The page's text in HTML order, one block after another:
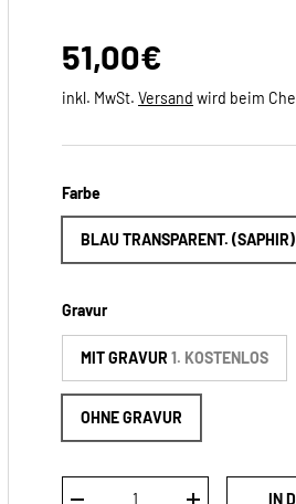
Normaler Preis
51,00€
inkl. MwSt. Versand wird beim
Farbe
BLAU TRANSPARENT. (SAPHIR)
Gravur
MIT GRAVUR 1. KOSTENLOS
OHNE GRAVUR
IN